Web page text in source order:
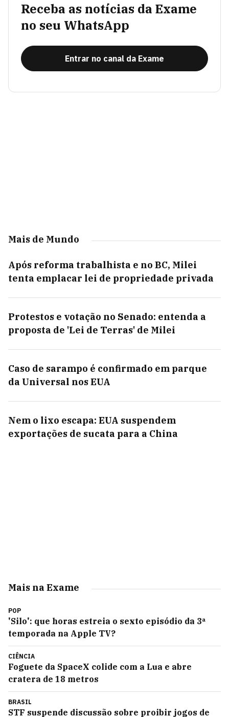
Receba as notícias da Exame
no seu WhatsApp
Entrar no canal da Exame
Mais de Mundo
Após reforma trabalhista e no BC, Milei
tenta emplacar lei de propriedade privada
Protestos e votação no Senado: entenda a
proposta de 'Lei de Terras' de Milei
Caso de sarampo é confirmado em parque
da Universal nos EUA
Nem o lixo escapa: EUA suspendem
exportações de sucata para a China
Mais na Exame
POP
'Silo': que horas estreia o sexto episódio da 3ª
temporada na Apple TV?
CIÊNCIA
Foguete da SpaceX colide com a Lua e abre
cratera de 18 metros
BRASIL
STF suspende discussão sobre proibir jogos de